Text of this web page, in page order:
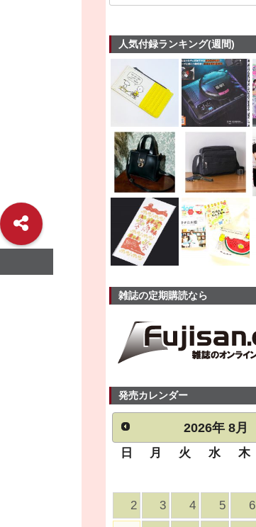
人気付録ランキング(週間)
雑誌の定期購読なら
発売カレンダー
2026年 8月
日 月 火 水 木
2 3 4 5 6